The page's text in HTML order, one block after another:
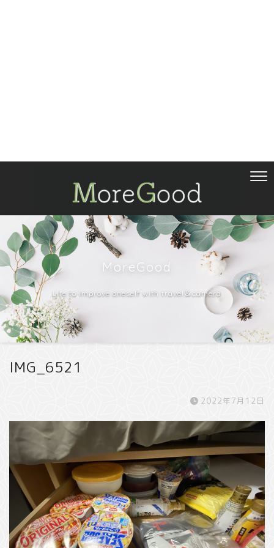
MoreGood
Life to improve oneself with travel＆camera
IMG_6521
2022年7月12日